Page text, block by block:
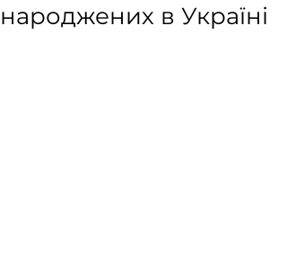
народжених в Україні